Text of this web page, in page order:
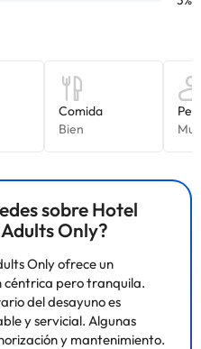
sobre Hotel
Only?
Only ofrece un
céntrica pero tranquila.
del desayuno es
y servicial. Algunas
y mantenimiento.